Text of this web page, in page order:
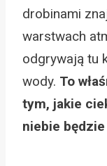
drobinami
warstwach
odgrywają tu
wody. To
tym, jakie
niebie